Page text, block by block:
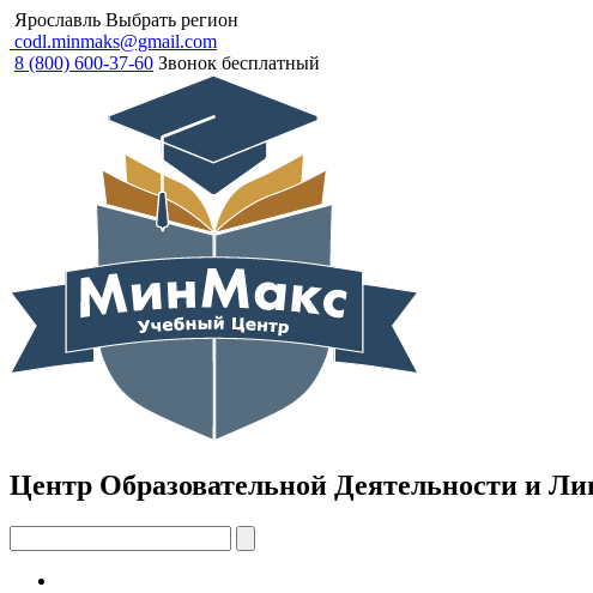
Ярославль Выбрать регион
codl.minmaks@gmail.com
8 (800) 600-37-60 Звонок бесплатный
Центр Образовательной Деятельности и